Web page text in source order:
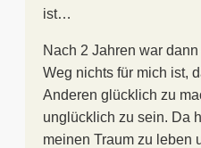
ist…
Nach 2 Jahren war
Weg nichts für mich ist,
Anderen glücklich zu
unglücklich zu sein. Da
meinen Traum zu leben